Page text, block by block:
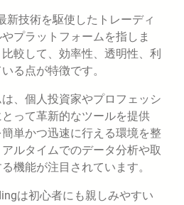
新技術を駆使したトレーディ
プラットフォームを指しま
較して、効率性、透明性、利
る点が特徴です。
、個人投資家やプロフェッシ
って革新的なツールを提供
単かつ迅速に行える環境を整
ルタイムでのデータ分析や取
機能が注目されています。
は初心者にも親しみやすい